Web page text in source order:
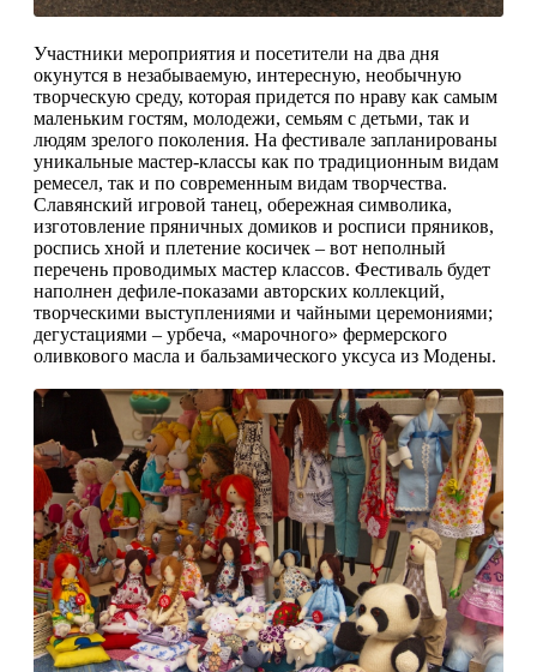
Участники мероприятия и посетители на два дня
окунутся в незабываемую, интересную, необычную
творческую среду, которая придется по нраву как самым
маленьким гостям, молодежи, семьям с детьми, так и
людям зрелого поколения. На фестивале запланированы
уникальные мастер-классы как по традиционным видам
ремесел, так и по современным видам творчества.
Славянский игровой танец, обережная символика,
изготовление пряничных домиков и росписи пряников,
роспись хной и плетение косичек – вот неполный
перечень проводимых мастер классов. Фестиваль будет
наполнен дефиле-показами авторских коллекций,
творческими выступлениями и чайными церемониями;
дегустациями – урбеча, «марочного» фермерского
оливкового масла и бальзамического уксуса из Модены.